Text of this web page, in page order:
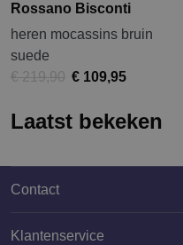
Rossano Bisconti
heren mocassins bruin
suede
€ 219,90 € 109,95
Laatst bekeken
Contact
Klantenservice